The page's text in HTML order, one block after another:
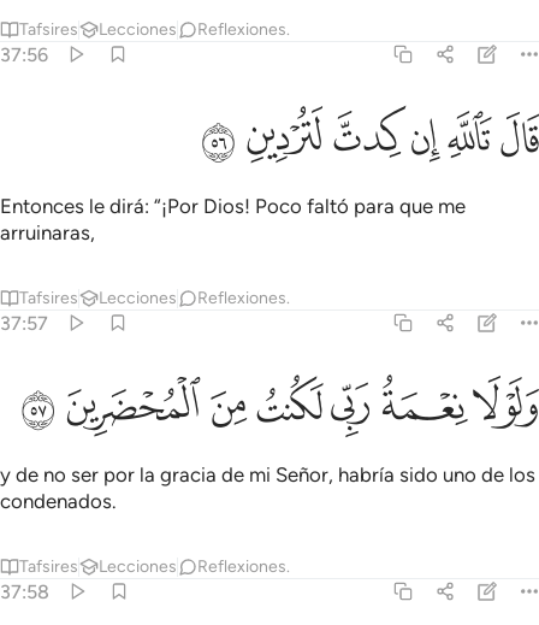
Tafsires Lecciones Reflexiones.
37:56
قال تالله ان كدت لتردين ٥٦
قَالَ تَٱللَّهِ إِن كِدتَّ لَتُرْدِينِ ٥٦
ﱙﱚﱛﱜﱝﱞ
Entonces le dirá: “¡Por Dios! Poco faltó para que me
arruinaras,
Tafsires Lecciones Reflexiones.
37:57
ولولا نعمة ربي لكنت من المحضرين ٥٧
وَلَوْلَا نِعْمَةُ رَبِّى لَكُنتُ مِنَ ٱلْمُحْضَرِينَ ٥٧
ﱟﱠﱡﱢﱣﱤﱥ
y de no ser por la gracia de mi Señor, habría sido uno de los
condenados.
Tafsires Lecciones Reflexiones.
37:58